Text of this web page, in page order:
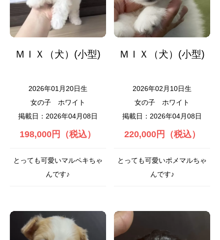
ＭＩＸ（犬）(小型)
2026年01月20日生
女の子
ホワイト
掲載日：2026年04月08日
198,000円（税込）
とっても可愛いマルペキちゃ
んです♪
ＭＩＸ（犬）(小型)
2026年02月10日生
女の子
ホワイト
掲載日：2026年04月08日
220,000円（税込）
とっても可愛いポメマルちゃ
んです♪